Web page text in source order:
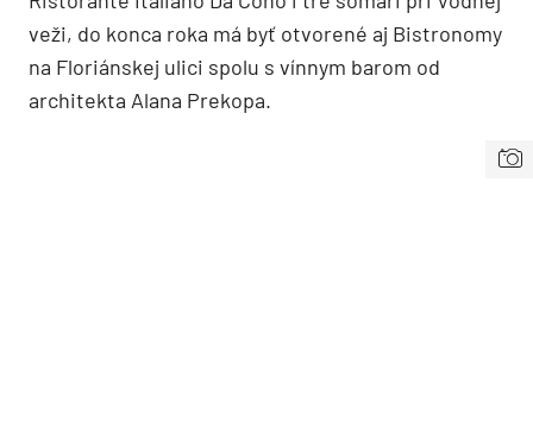
veži, do konca roka má byť otvorené aj Bistronomy
na Floriánskej ulici spolu s vínnym barom od
architekta Alana Prekopa.